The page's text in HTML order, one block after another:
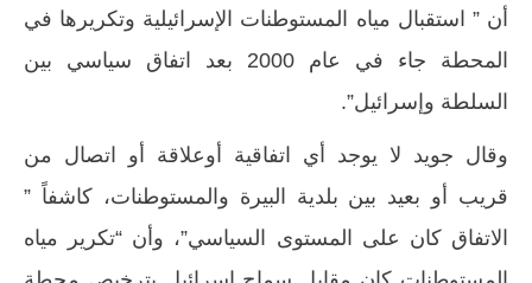
أن ” استقبال مياه المستوطنات الإسرائيلية وتكريرها في
المحطة جاء في عام 2000 بعد اتفاق سياسي بين
السلطة وإسرائيل”.
وقال جويد لا يوجد أي اتفاقية أوعلاقة أو اتصال من
قريب أو بعيد بين بلدية البيرة والمستوطنات، كاشفاً ”
الاتفاق كان على المستوى السياسي”، وأن “تكرير مياه